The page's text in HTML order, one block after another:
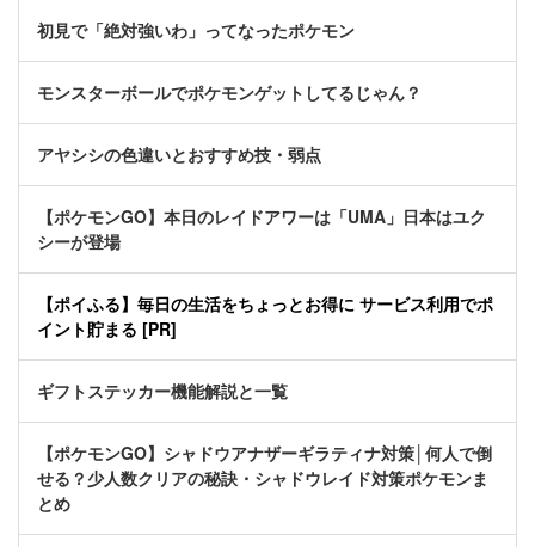
初見で「絶対強いわ」ってなったポケモン
モンスターボールでポケモンゲットしてるじゃん？
アヤシシの色違いとおすすめ技・弱点
【ポケモンGO】本日のレイドアワーは「UMA」日本はユク
シーが登場
【ポイふる】毎日の生活をちょっとお得に サービス利用でポ
イント貯まる [PR]
ギフトステッカー機能解説と一覧
【ポケモンGO】シャドウアナザーギラティナ対策│何人で倒
せる？少人数クリアの秘訣・シャドウレイド対策ポケモンま
とめ